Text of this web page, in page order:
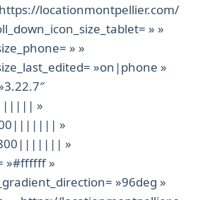
locationmontpellier.com/
» »
» »
»on|phone »
»
»
»
»#ffffff »
»96deg »